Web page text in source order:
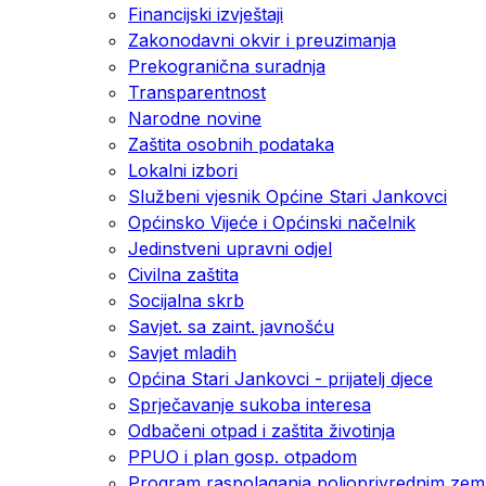
Financijski izvještaji
Zakonodavni okvir i preuzimanja
Prekogranična suradnja
Transparentnost
Narodne novine
Zaštita osobnih podataka
Lokalni izbori
Službeni vjesnik Općine Stari Jankovci
Općinsko Vijeće i Općinski načelnik
Jedinstveni upravni odjel
Civilna zaštita
Socijalna skrb
Savjet. sa zaint. javnošću
Savjet mladih
Općina Stari Jankovci - prijatelj djece
Sprječavanje sukoba interesa
Odbačeni otpad i zaštita životinja
PPUO i plan gosp. otpadom